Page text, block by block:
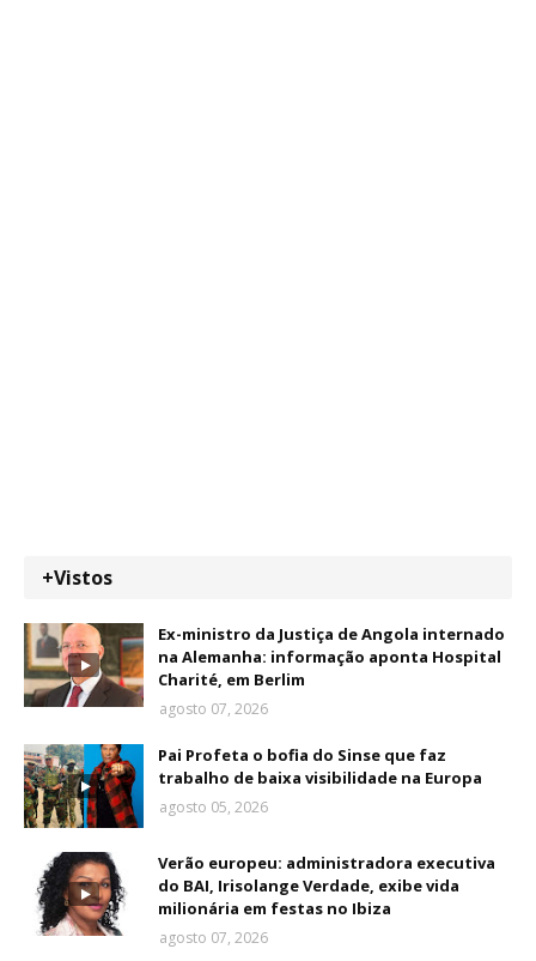
+Vistos
Ex-ministro da Justiça de Angola internado
na Alemanha: informação aponta Hospital
Charité, em Berlim
agosto 07, 2026
Pai Profeta o bofia do Sinse que faz
trabalho de baixa visibilidade na Europa
agosto 05, 2026
Verão europeu: administradora executiva
do BAI, Irisolange Verdade, exibe vida
milionária em festas no Ibiza
agosto 07, 2026